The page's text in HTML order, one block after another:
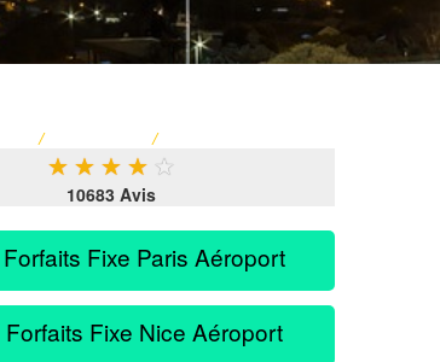
/ /
★ ★ ★ ★ ★
10683 Avis
Forfaits Fixe Paris Aéroport
Forfaits Fixe Nice Aéroport